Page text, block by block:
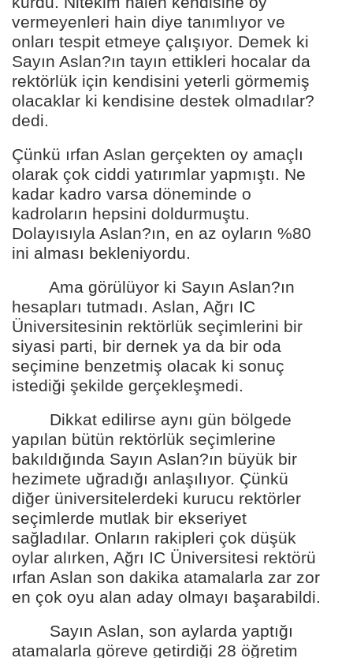
vermeyenleri hain diye tanımlıyor ve
onları tespit etmeye çalışıyor. Demek ki
Sayın Aslan?ın tayın ettikleri hocalar da
rektörlük için kendisini yeterli görmemiş
olacaklar ki kendisine destek olmadılar?
dedi.
Çünkü ırfan Aslan gerçekten oy amaçlı
olarak çok ciddi yatırımlar yapmıştı. Ne
kadar kadro varsa döneminde o
kadroların hepsini doldurmuştu.
Dolayısıyla Aslan?ın, en az oyların %80
ini alması bekleniyordu.
Ama görülüyor ki Sayın Aslan?ın
hesapları tutmadı. Aslan, Ağrı IC
Üniversitesinin rektörlük seçimlerini bir
siyasi parti, bir dernek ya da bir oda
seçimine benzetmiş olacak ki sonuç
istediği şekilde gerçekleşmedi.
Dikkat edilirse aynı gün bölgede
yapılan bütün rektörlük seçimlerine
bakıldığında Sayın Aslan?ın büyük bir
hezimete uğradığı anlaşılıyor. Çünkü
diğer üniversitelerdeki kurucu rektörler
seçimlerde mutlak bir ekseriyet
sağladılar. Onların rakipleri çok düşük
oylar alırken, Ağrı IC Üniversitesi rektörü
ırfan Aslan son dakika atamalarla zar zor
en çok oyu alan aday olmayı başarabildi.
Sayın Aslan, son aylarda yaptığı
atamalarla göreve getirdiği 28 öğretim